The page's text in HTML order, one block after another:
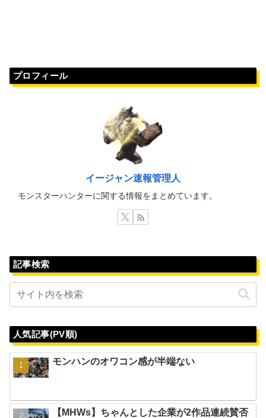
プロフィール
イージャン速報管理人
モンスターハンターに関する情報をまとめています。
記事検索
人気記事(PV順)
モンハンのオワコン感が半端ない
【MHWs】ちゃんとした企業が2作品連続賛否